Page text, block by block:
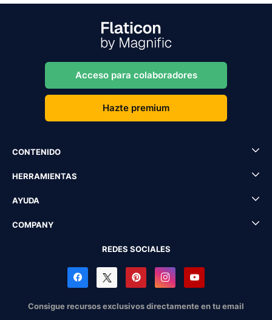
Acceso para colaboradores
Hazte premium
CONTENIDO
HERRAMIENTAS
AYUDA
COMPANY
REDES SOCIALES
Consigue recursos exclusivos directamente en tu email